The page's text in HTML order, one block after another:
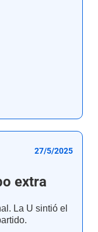
27/5/2025
extra
La U sintió el